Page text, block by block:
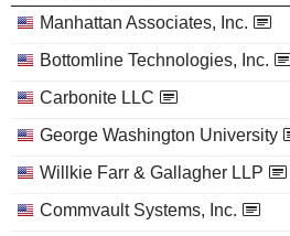
Manhattan Associates, Inc.
Bottomline Technologies, Inc.
Carbonite LLC
George Washington University
Willkie Farr & Gallagher LLP
Commvault Systems, Inc.